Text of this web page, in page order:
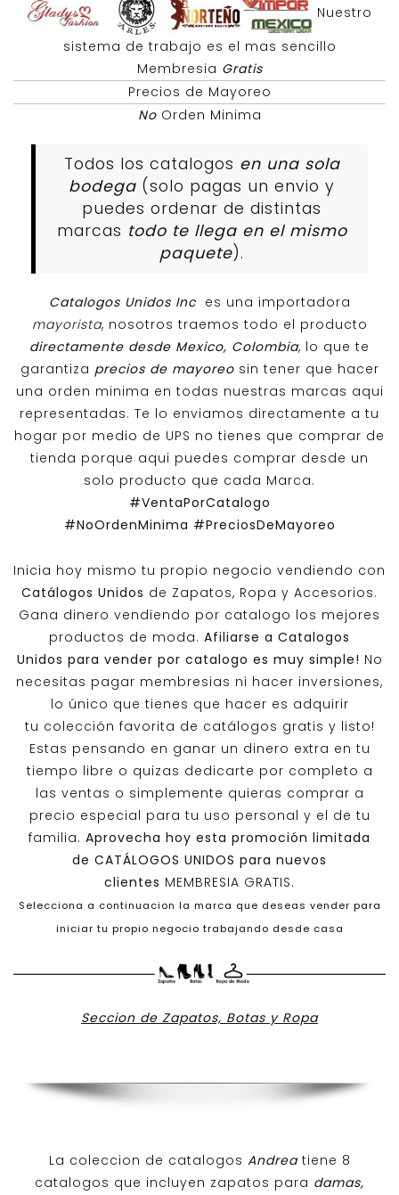
Nuestro
sistema de trabajo es el mas sencillo
Membresia Gratis
Precios de Mayoreo
NoOrden Minima
Todos los catalogos en una sola
bodega (solo pagas un envio y
puedes ordenar de distintas
marcas todo te llega en el mismo
paquete).
Catalogos Unidos Inc es una importadora
mayorista, nosotros traemos todo el producto
directamente desde Mexico, Colombia, lo que te
garantiza precios de mayoreosin tener que hacer
una orden minima en todas nuestras marcas aqui
representadas. Te lo enviamos directamente a tu
hogar por medio de UPS no tienes que comprar de
tienda porque aqui puedes comprar desde un
solo producto que cada Marca.
#VentaPorCatalogo
#NoOrdenMinima #PreciosDeMayoreo
Inicia hoy mismo tu propio negocio vendiendo con
Catálogos Unidos de Zapatos, Ropa y Accesorios.
Gana dinero vendiendo por catalogo los mejores
productos de moda. Afiliarse a Catalogos
Unidos para vender por catalogo es muy simple! No
necesitas pagar membresias ni hacer inversiones,
lo único que tienes que hacer es adquirir
tu colección favorita de catálogos gratis y listo!
Estas pensando en ganar un dinero extra en tu
tiempo libre o quizas dedicarte por completo a
las ventas o simplemente quieras comprar a
precio especial para tu uso personal y el de tu
familia. Aprovecha hoy esta promoción limitada
de CATÁLOGOS UNIDOS para nuevos
clientes MEMBRESIA GRATIS.
Selecciona a continuacion la marca que deseas vender para
iniciar tu propio negocio trabajando desde casa
Seccion de Zapatos, Botas y Ropa
La coleccion de catalogos Andreatiene 8
catalogos que incluyen zapatos para damas,